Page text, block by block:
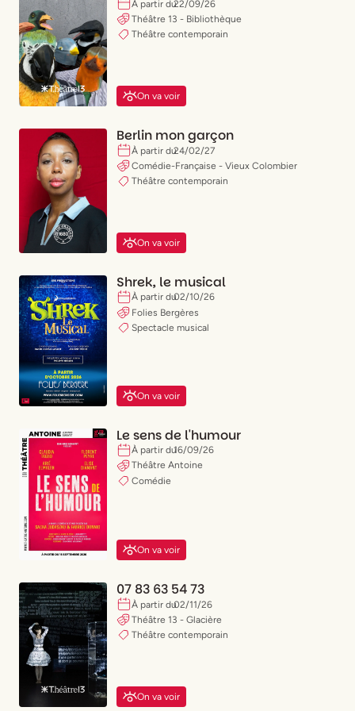
Paris 09
(X)
Paris 10
(X)
Paris 11
(X )
Paris 12
(X)
Paris 13
(X)
Paris 14
(X)
Paris 16
X)
Paris 17
(X)
Paris 18
(X)
Paris 19
X)
Paris 20
(X)
À partir du22/09/26
Théâtre 13 - Bibliothèque
Théâtre contemporain
On va voir
Berlin mon garçon
À partir du24/02/27
Comédie-Française - Vieux Colombier
Théâtre contemporain
On va voir
Shrek, le musical
À partir du02/10/26
Folies Bergères
Spectacle musical
On va voir
Le sens de l'humour
À partir du16/09/26
Théâtre Antoine
Comédie
On va voir
07 83 63 54 73
À partir du02/11/26
Théâtre 13 - Glacière
Théâtre contemporain
On va voir